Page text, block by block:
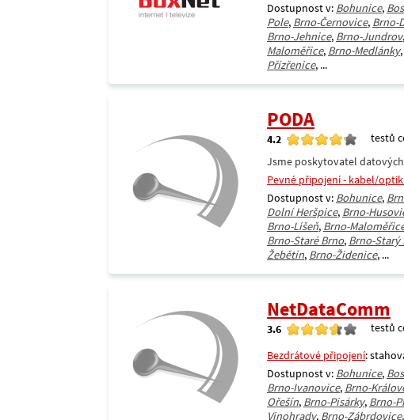
Dostupnost v: Bohunice,
Pole, Brno-Černovice, Brno-
Brno-Jehnice, Brno-Jundrov,
Maloměřice, Brno-Medlánky,
Přízřenice, ...
PODA
4.2 testů
Jsme poskytovatel
Pevné připojení - kabel/
Dostupnost v: Bohunice,
Dolní Heršpice, Brno-
Brno-Líšeň, Brno-
Brno-Staré Brno, Brno-Starý
Žebětín, Brno-Židenice, ...
NetDataComm
3.6 testů
Bezdrátové připojení:
Dostupnost v: Bohunice,
Brno-Ivanovice, Brno-
Ořešín, Brno-Pisárky, Brno-
Vinohrady, Brno-Zábrdovice,